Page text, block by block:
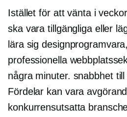
Istället för att vänta i
ska vara tillgängliga eller
lära sig
professionella
några minuter. snabbhet
Fördelar kan vara
konkurrensutsatta